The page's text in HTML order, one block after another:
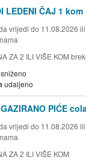
LEDENI ČAJ 1 kom
vrijedi do 11.08.2026
ZA 2 ILI VIŠE KOM
sniženo
udaljeno
PIĆE
vrijedi do 11.08.2026
ZA 2 ILI VIŠE KOM